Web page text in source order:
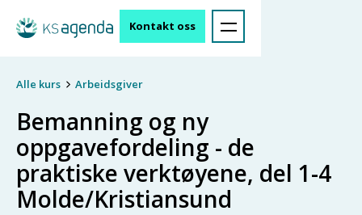
Kontakt oss
Alle kurs Arbeidsgiver
Bemanning og ny
oppgavefordeling - de
praktiske verktøyene, del 1-4
Molde/Kristiansund